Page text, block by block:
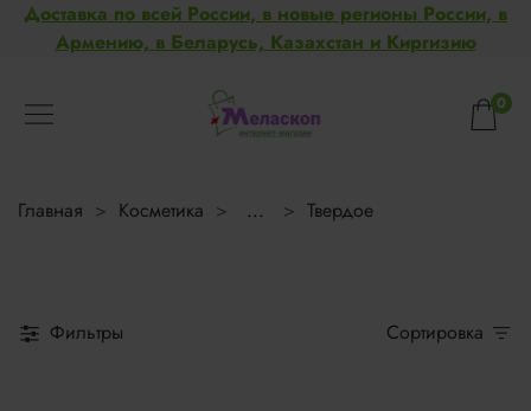
Доставка по всей России, в новые регионы России, в
Армению, в Беларусь, Казахстан и Киргизию
0
Главная Косметика ... Твердое
Фильтры Сортировка